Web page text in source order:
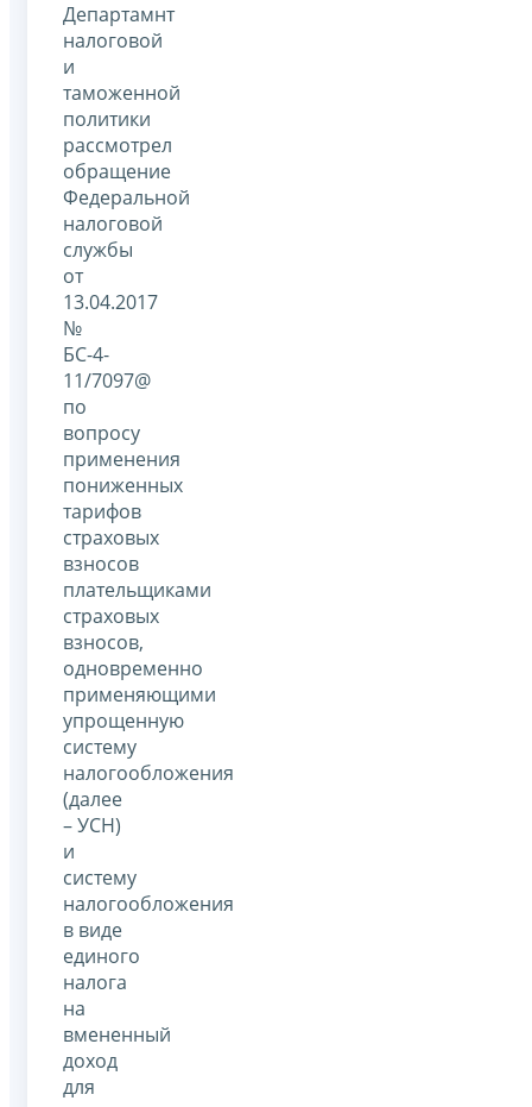
Департамнт
налоговой
и
таможенной
политики
рассмотрел
обращение
Федеральной
налоговой
службы
от
13.04.2017
№
БС-4-
11/7097@
по
вопросу
применения
пониженных
тарифов
страховых
взносов
плательщиками
страховых
взносов,
одновременно
применяющими
упрощенную
систему
налогообложения
(далее
– УСН)
и
систему
налогообложения
в виде
единого
налога
на
вмененный
доход
для